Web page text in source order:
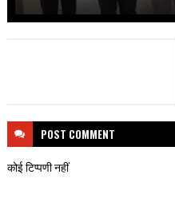
POST COMMENT
कोई टिप्पणी नहीं